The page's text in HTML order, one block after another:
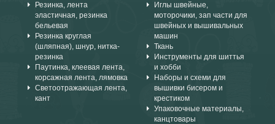
Резинка, лента
эластичная, резинка
бельевая
Резинка круглая
(шляпная), шнур, нитка-
резинка
Паутинка, клеевая лента,
корсажная лента, лямовка
Светоотражающая лента,
кант
Иглы швейные,
моторочики, зап части для
швейных и вышивальных
машин
Ткань
Инструменты для шиттья
и хобби
Наборы и схеми для
вышивки бисером и
крестиком
Упаковочные материалы,
канцтовары